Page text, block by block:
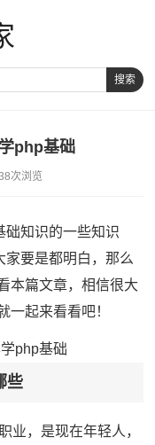
搜索
php基础
次浏览
础知识的一些知识
家要是都明白，那么
本篇文章，相信很大
一起来看看吧！
些
业，是现在年轻人，